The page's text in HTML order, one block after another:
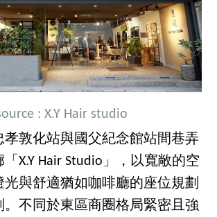
: X.Y Hair studio
孝敦化站與國父紀念館站間巷弄
X.Y Hair Studio」，以寬敞的空
光與舒適猶如咖啡廳的座位規劃
。不同於東區商圈格局緊密且強